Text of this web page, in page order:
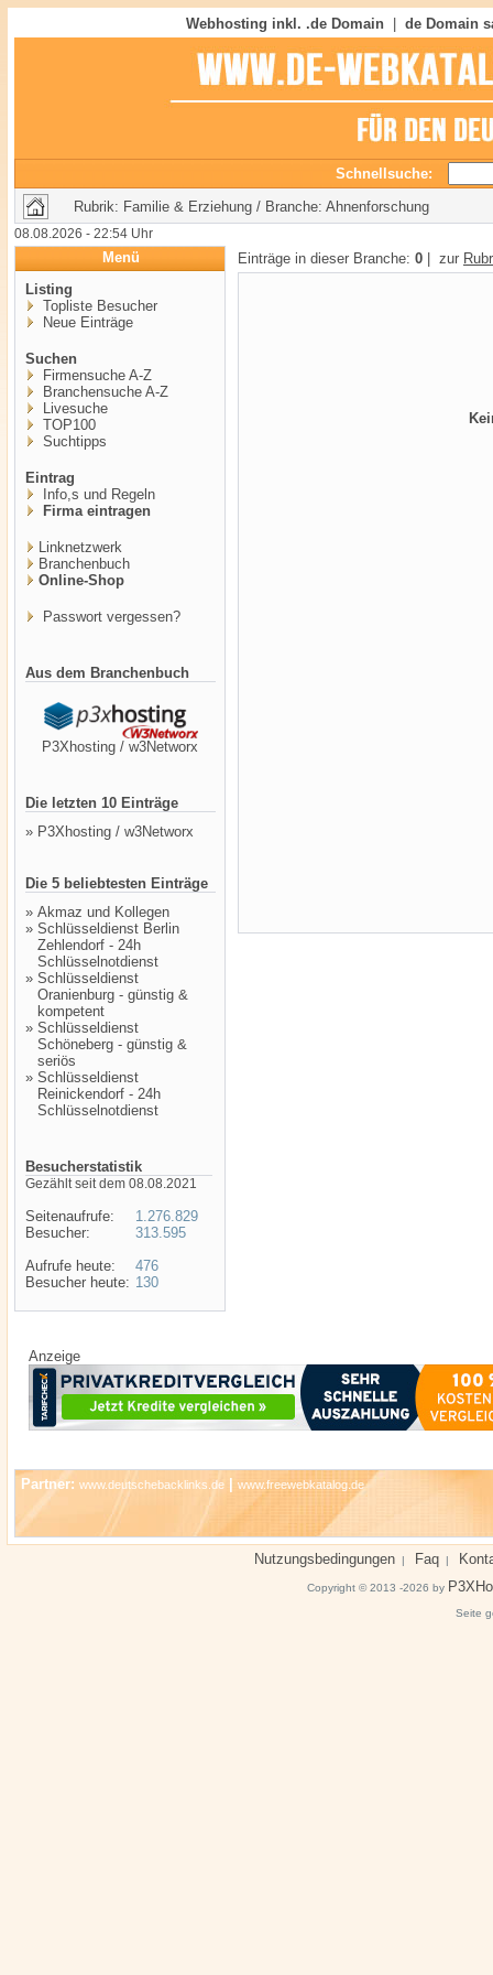
Webhosting inkl. .de Domain de Domain
Schnellsuche:
Rubrik: Familie & Erziehung / Branche: Ahnenforschung
08.08.2026 - 22:54 Uhr
Menü
Listing
Topliste Besucher
Neue Einträge
Suchen
Firmensuche A-Z
Branchensuche A-Z
Livesuche
TOP100
Suchtipps
Eintrag
Info,s und Regeln
Firma eintragen
Linknetzwerk
Branchenbuch
Online-Shop
Passwort vergessen?
Aus dem Branchenbuch
P3Xhosting / w3Networx
Die letzten 10 Einträge
» P3Xhosting / w3Networx
Die 5 beliebtesten Einträge
» Akmaz und Kollegen
» Schlüsseldienst Berlin
Zehlendorf - 24h
Schlüsselnotdienst
» Schlüsseldienst
Oranienburg - günstig &
kompetent
» Schlüsseldienst
Schöneberg - günstig &
seriös
» Schlüsseldienst
Reinickendorf - 24h
Schlüsselnotdienst
Besucherstatistik
Gezählt seit dem 08.08.2021
Seitenaufrufe:
Besucher:
Aufrufe heute:
Besucher heute:
1.276.829
313.595
476
130
Einträge in dieser Branche: 0 | zur
Anzeige
Partner: www.deutschebacklinks.de www.freewebkatalog.de
Nutzungsbedingungen | Faq |
Copyright © 2013 -2026 by
Seite